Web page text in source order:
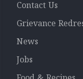
Contact Us
Grievance
News
Jobs